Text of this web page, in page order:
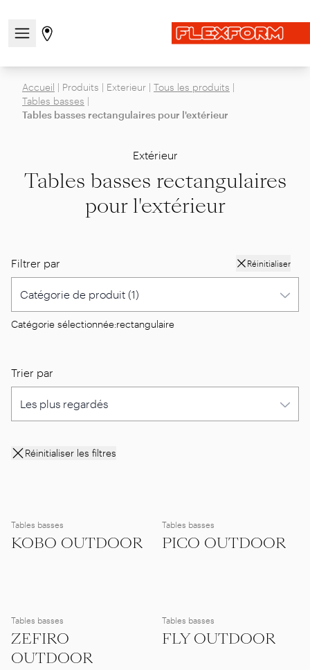
Ouvrir/fermer le menu de navigation
Aller à la page des magasins
Accueil | Produits | Exterieur | Tous les produits |
Tables basses |
Tables basses rectangulaires pour l'extérieur
Extérieur
Tables basses rectangulaires
pour l'extérieur
Filtrer par Réinitialiser
Catégorie sélectionnée:rectangulaire
Trier par
Réinitialiser les filtres
Tables basses
KOBO OUTDOOR
Tables basses
PICO OUTDOOR
Tables basses
ZEFIRO
OUTDOOR
Tables basses
FLY OUTDOOR